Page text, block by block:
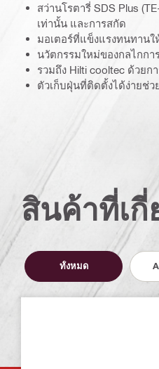
สว่านโรตารี่ SDS Plus
เท่านั้น และการสกัด
มอเตอร์ที่แข็งแรงทนทาน
นวัตกรรมใหม่ของกลไกกา
รวมถึง Hilti cooltec ด้วยก
ตัวเก็บฝุ่นที่ติดตั้งได้ง่ายช่ว
สินค้าที่เกี่
ทั้งหมด